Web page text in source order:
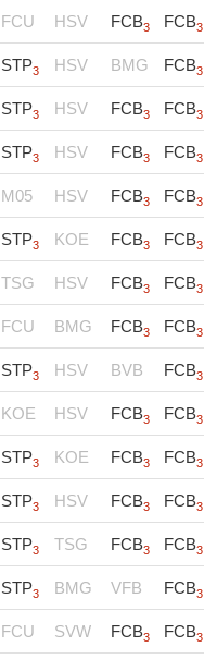
FCU HSV FCB3 FCB3
STP3 HSV BMG FCB3
STP3 HSV FCB3 FCB3
STP3 HSV FCB3 FCB3
M05 HSV FCB3 FCB3
STP3 KOE FCB3 FCB3
TSG HSV FCB3 FCB3
FCU BMG FCB3 FCB3
STP3 HSV BVB FCB3
KOE HSV FCB3 FCB3
STP3 KOE FCB3 FCB3
STP3 HSV FCB3 FCB3
STP3 TSG FCB3 FCB3
STP3 BMG VFB FCB3
FCU SVW FCB3 FCB3